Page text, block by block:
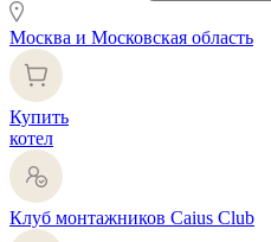
Москва и Московская область
Купить
котел
Клуб монтажников Caius Club